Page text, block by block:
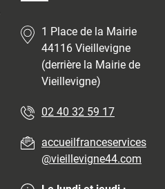
1 Place de la Mairie
44116 Vieillevigne
(derrière la Mairie de
Vieillevigne)
02 40 32 59 17
accueilfranceservices
@vieillevigne44.com